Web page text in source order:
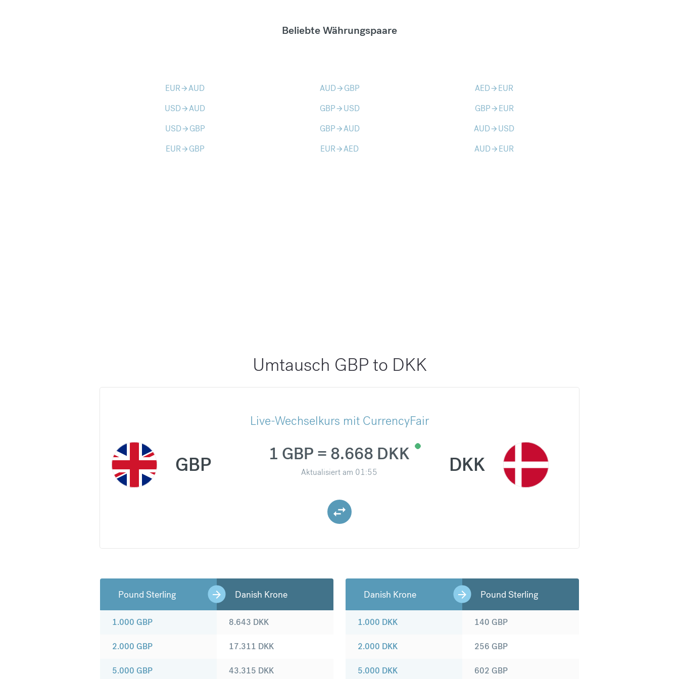
Beliebte Währungspaare
EURarrow_forwardAUD AUDarrow_forward GBP AEDarrow_forward EUR
USDarrow_forwardAUD GBParrow_forward USD GBParrow_forward EUR
USDarrow_forward GBP GBParrow_forwardAUD AUDarrow_forward USD
EURarrow_forward GBP EURarrow_forwardAED AUDarrow_forward EUR
Umtausch GBP to DKK
Live-Wechselkurs mit CurrencyFair
GBP 1 GBP = 8.668 DKK
Aktualisiert am 01:55 DKK
Pound Sterling Danish Krone
1.000 GBP
2.000 GBP
5.000 GBP
8.643 DKK
17.311 DKK
43.315 DKK
Danish Krone Pound Sterling
1.000 DKK
2.000 DKK
5.000 DKK
140 GBP
256 GBP
602 GBP